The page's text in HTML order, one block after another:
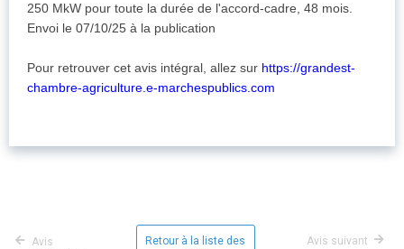
250 MkW pour toute la durée de l'accord-cadre, 48 mois.
Envoi le 07/10/25 à la publication
Pour retrouver cet avis intégral, allez sur https://grandest-
chambre-agriculture.e-marchespublics.com
Avis
Retour à la liste des
Avis suivant